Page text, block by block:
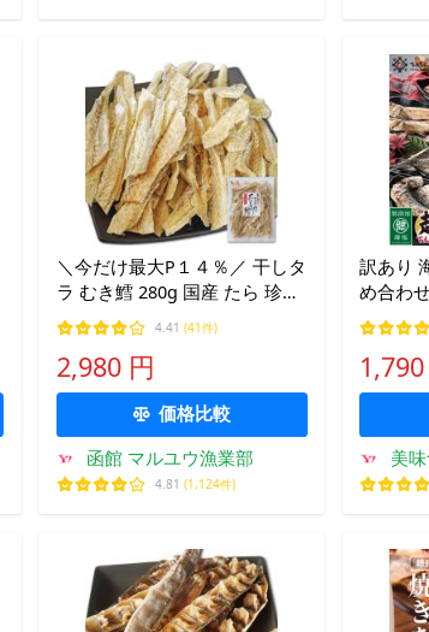
＼今だけ最大P１４％／ 干しタ
ラ むき鱈 280g 国産 たら 珍味
タラ むき身 皮なし 骨なし む
しり鱈 大容量 業務用
4.41 (41件)
2,980 円
価格比較
函館 マルユウ漁業部
4.81 (1,124件)
訳あり
め合わ
アウト
美